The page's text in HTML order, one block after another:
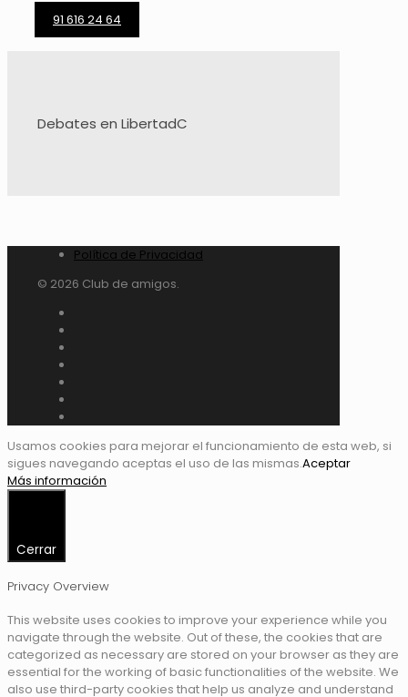
91 616 24 64
Debates en LibertadC
Política de Privacidad
© 2026 Club de amigos.
Usamos cookies para mejorar el funcionamiento de esta web, si
sigues navegando aceptas el uso de las mismas.Aceptar
Más información
Cerrar
Privacy Overview
This website uses cookies to improve your experience while you
navigate through the website. Out of these, the cookies that are
categorized as necessary are stored on your browser as they are
essential for the working of basic functionalities of the website. We
also use third-party cookies that help us analyze and understand